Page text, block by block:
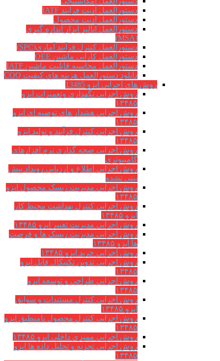
دستورالعمل آدیت فرایند IATF
دستورالعمل آدیت محصول
دستورالعمل آنالیز ابزار اندازه گیری
(MSA)
دستورالعمل کنترل فرآیند آماری(SPC)
دستورالعمل کارایی ماشین OEE
دستورالعمل محاسبه قابلیت ماشین IATF
دانلود دستورالعمل هزینه های کیفیت COQ
روش های اجرایی ایزو 13485
روش اجرایی نگهداری وتعمیرات ایزو
۱۳۴۸۵
روش اجرایی هشدار های توصیه ای ایزو
۱۳۴۸۵
روش اجرایی کنترل فرآیند و تولید ایزو
۱۳۴۸۵
روش اجرایی صحه گذاری نرم افزارهای
کامپیوتری
روش اجرایی اطلاع و ارزیابی رویداد پیش
بینی نشده
روش اجرایی مدیریت ریسک محصول ایزو
۱۳۴۸۵
روش اجرایی کنترل بهداشت محیط کار
ایزو ۱۳۴۸۵
روش اجرایی مدیریت تغییر ایزو ۱۳۴۸۵
روش اجرایی مدیریت ریسک ها و فرصت
ها ایزو ۱۳۴۸۵
روش اجرایی خرید ایزو ۱۳۴۸۵
روش اجرایی تدوین تکنیکال فایل ایزو
۱۳۴۸۵
روش اجرایی طراحی و توسعه ایزو
۱۳۴۸۵
روش اجرایی کنترل مستندات و سوابق
ایزو ۱۳۴۸۵
روش اجرایی کنترل محصول نامنطبق ایزو
۱۳۴۸۵
روش اجرایی ممیزی داخلی ایزو ۱۳۴۸۵
روش اجرایی تجزیه و تحلیل داده ها ایزو
۱۳۴۸۵